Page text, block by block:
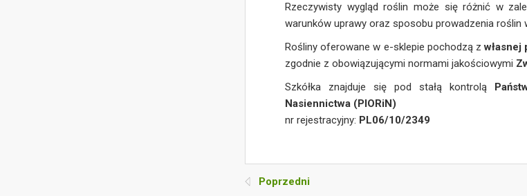
Rzeczywisty wygląd roślin może się różnić w
warunków uprawy oraz sposobu prowadzenia roślin
Rośliny oferowane w e-sklepie pochodzą zwłasnej
zgodnie z obowiązującymi normami jakościowymi
Szkółka znajduje się pod stałą kontrolą
Nasiennictwa (PIORiN)
nr rejestracyjny: PL06/10/2349
Poprzedni